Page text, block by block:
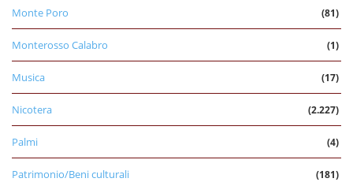
Monte Poro (81)
Monterosso Calabro (1)
Musica (17)
Nicotera (2.227)
Palmi (4)
Patrimonio/Beni culturali (181)